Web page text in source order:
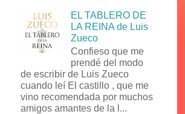
EL TABLERO DE
LA REINA de Luis
Zueco
Confieso que me
prendé del modo
de escribir de Luis Zueco
cuando leí El castillo , que me
vino recomendada por muchos
amigos amantes de la l...